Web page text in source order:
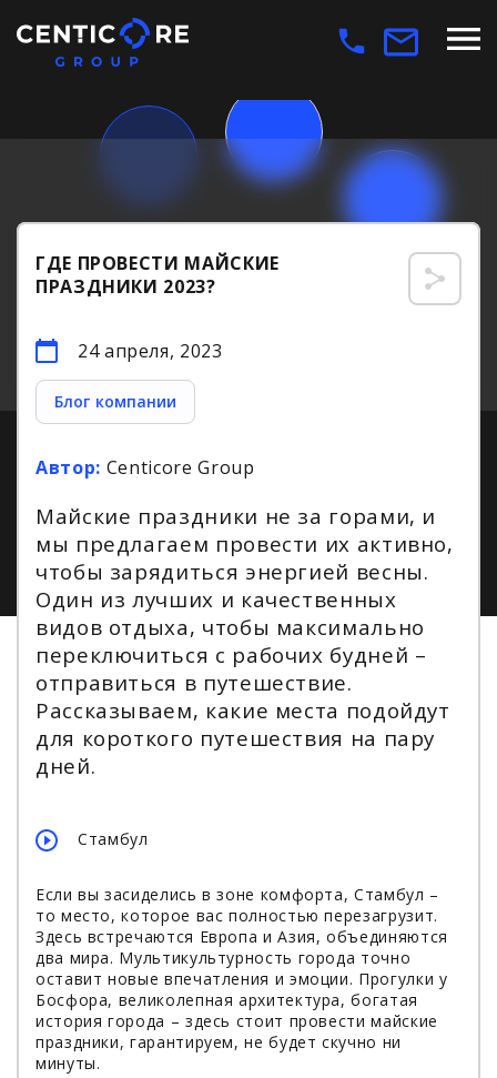
ГДЕ ПРОВЕСТИ МАЙСКИЕ
ПРАЗДНИКИ 2023?
24 апреля, 2023
Блог компании
Автор: Centicore Group
Майские праздники не за горами, и
мы предлагаем провести их активно,
чтобы зарядиться энергией весны.
Один из лучших и качественных
видов отдыха, чтобы максимально
переключиться с рабочих будней –
отправиться в путешествие.
Рассказываем, какие места подойдут
для короткого путешествия на пару
дней.
Стамбул
Если вы засиделись в зоне комфорта, Стамбул –
то место, которое вас полностью перезагрузит.
Здесь встречаются Европа и Азия, объединяются
два мира. Мультикультурность города точно
оставит новые впечатления и эмоции. Прогулки у
Босфора, великолепная архитектура, богатая
история города – здесь стоит провести майские
праздники, гарантируем, не будет скучно ни
минуты.